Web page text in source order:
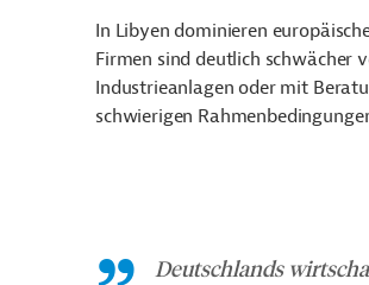
In Libyen dominieren
Firmen sind deutlich schwächer
Industrieanlagen oder mit
schwierigen
Deutschlands